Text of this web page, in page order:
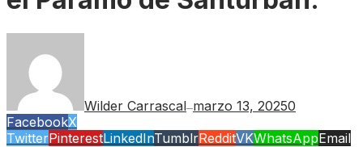
Wilder Carrascal—marzo 13, 20250
FacebookX
TwitterPinterestLinkedInTumblrRedditVKWhatsAppEmail